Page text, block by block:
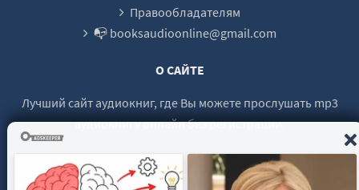
Правообладателям
📭 booksaudioonline@gmail.com
О САЙТЕ
Лучший сайт аудиокниг, где Вы можете прослушать mp3
аудиокнигу онлайн без регистрации.